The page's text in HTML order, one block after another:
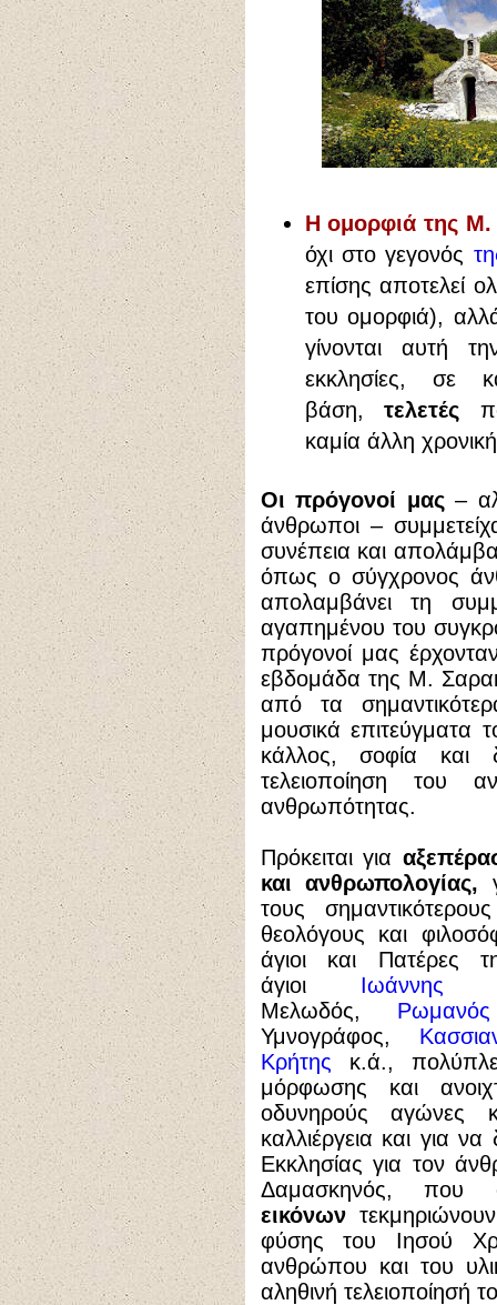
Η ομορφιά της Μ.
όχι στο γεγονός
επίσης αποτελεί
του ομορφιά),
γίνονται αυτή
εκκλησίες, σε
βάση,
τελετές
καμία άλλη
Οι πρόγονοί μας –
άνθρωποι –
συνέπεια και
όπως ο σύγχρονος
απολαμβάνει τη
αγαπημένου του
πρόγονοί μας
εβδομάδα της Μ.
από τα
μουσικά επιτεύγματα
κάλλος, σοφία και
τελειοποίηση του
ανθρωπότητας.
Πρόκειται για
και ανθρωπολογίας,
τους
θεολόγους και
άγιοι και Πατέρες
άγιοι
Ιωάννης
Μελωδός,
Υμνογράφος,
Κρήτης
κ.ά.,
μόρφωσης και
οδυνηρούς αγώνες
καλλιέργεια και για
Εκκλησίας για τον
Δαμασκηνός, που
εικόνων
φύσης του Ιησού
ανθρώπου και του
αληθινή τελειοποίησή